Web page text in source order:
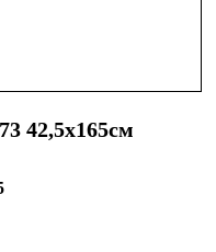
42,5х165см